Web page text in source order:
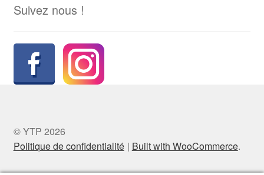
Suivez nous !
© YTP 2026
Politique de confidentialité
Built with WooCommerce.